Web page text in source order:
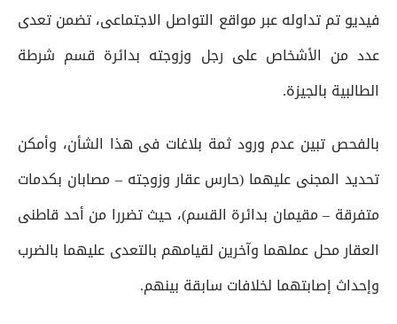
فيديو تم تداوله عبر مواقع التواصل الاجتماعى، تضمن تعدى
عدد من الأشخاص على رجل وزوجته بدائرة قسم شرطة
الطالبية بالجيزة.
بالفحص تبين عدم ورود ثمة بلاغات فى هذا الشأن، وأمكن
تحديد المجنى عليهما (حارس عقار وزوجته – مصابان بكدمات
متفرقة – مقيمان بدائرة القسم)، حيث تضررا من أحد قاطنى
العقار محل عملهما وآخرين لقيامهم بالتعدى عليهما بالضرب
وإحداث إصابتهما لخلافات سابقة بينهم.